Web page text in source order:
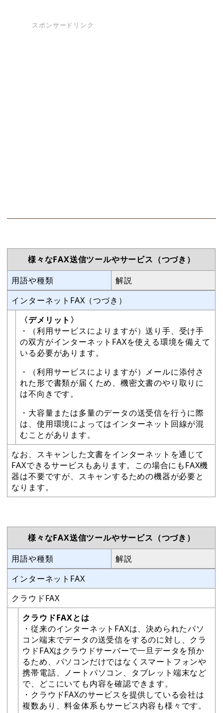
スポンサードリンク
様々なFAX送信ツールやサービス（つづき）
用語や種類
解説
インターネットFAX（つづき）
〈デメリット〉
・（利用サービスによりますが）送り手、受け手
の双方がインターネットFAXを使える環境を備えて
いる必要があります。
・（利用サービスによりますが）メールに添付さ
れた形で書類が届くため、機密文書のやり取りに
は不向きです。
・大容量または多量のデータの送受信を行うに際
は、使用環境によってはインターネット回線が混
むことがあります。
なお、スキャンした文書をインターネットを通じて
FAXできるサービスもあります。この場合にもFAX機
器は不要ですが、スキャンするための機器が必要と
なります。
様々なFAX送信ツールやサービス（つづき）
用語や種類
解説
インターネットFAX
クラウドFAX
クラウドFAXとは
・従来のインターネットFAXは、決められたパソ
コン端末でデータの送受信をするのに対し、クラ
ウドFAXはクラウドサーバーで一旦データを預か
るため、パソコンだけではなくスマートフォンや
携帯電話、ノートパソコン、タブレット端末など
で、どこにいても内容を確認できます。
・クラウドFAXのサービスを提供している会社は
複数あり、料金体系もサービス内容も様々です。